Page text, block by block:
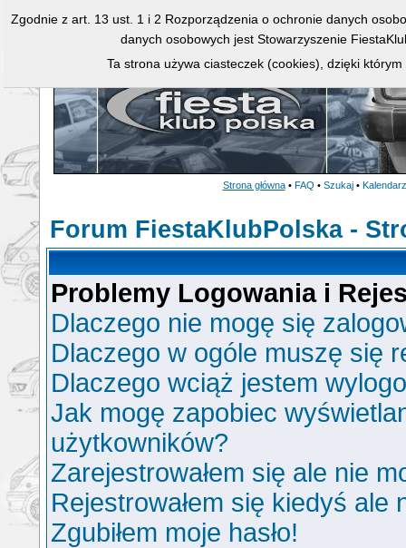
Strona główna • FAQ • Szukaj • Kalendarz
Forum FiestaKlubPolska -
Problemy Logowania i
Dlaczego nie mogę się
Dlaczego w ogóle muszę się
Dlaczego wciąż jestem
Jak mogę zapobiec
użytkowników?
Zarejestrowałem się ale nie
Rejestrowałem się kiedyś ale
Zgubiłem moje hasło!
Zgodnie z art. 13 ust. 1 i 2 Rozporządzenia o ochronie danych
danych osobowych jest Stowarzyszenie
Ta strona używa ciasteczek (cookies), dzięki